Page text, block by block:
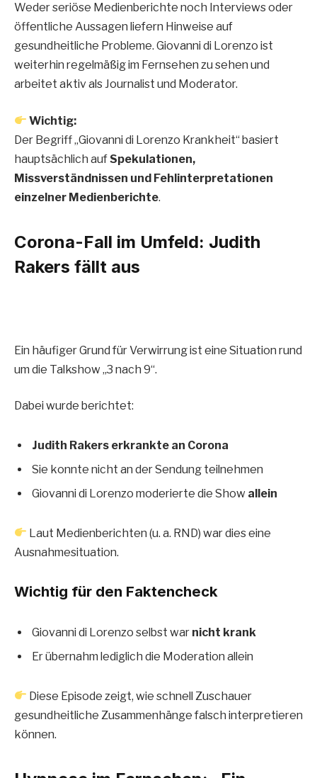
Weder seriöse Medienberichte noch Interviews oder
öffentliche Aussagen liefern Hinweise auf
gesundheitliche Probleme. Giovanni di Lorenzo ist
weiterhin regelmäßig im Fernsehen zu sehen und
arbeitet aktiv als Journalist und Moderator.
Wichtig:
Der Begriff „Giovanni di Lorenzo Krankheit“ basiert
hauptsächlich aufSpekulationen,
Missverständnissen und Fehlinterpretationen
einzelner Medienberichte.
Corona-Fall im Umfeld: Judith
Rakers fällt aus
Ein häufiger Grund für Verwirrung ist eine Situation rund
um die Talkshow „3 nach 9“.
Dabei wurde berichtet:
Judith Rakers erkrankte an Corona
Sie konnte nicht an der Sendung teilnehmen
Giovanni di Lorenzo moderierte die Show allein
Laut Medienberichten (u. a. RND) war dies eine
Ausnahmesituation.
Wichtig für den Faktencheck
Giovanni di Lorenzo selbst war nicht krank
Er übernahm lediglich die Moderation allein
Diese Episode zeigt, wie schnell Zuschauer
gesundheitliche Zusammenhänge falsch interpretieren
können.